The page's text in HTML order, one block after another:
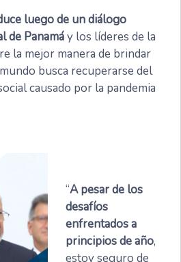
luego de un diálogo
de Panamáy los líderes de la
la mejor manera de brindar
busca recuperarse del
causado por la pandemia
“A pesar de los
desafíos
enfrentados a
principios de año,
estoy seguro de